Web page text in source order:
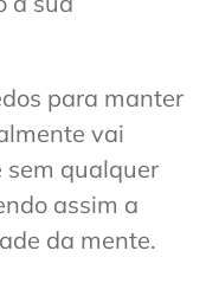
para manter
vai
sem qualquer
assim a
da mente.